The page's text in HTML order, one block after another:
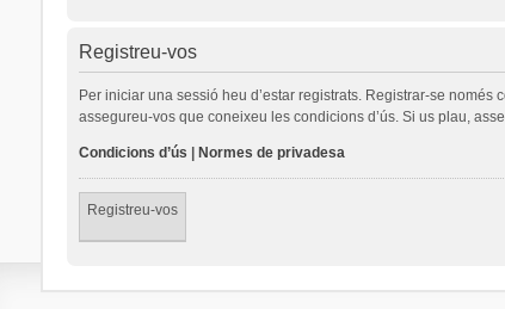
Registreu-vos
Per iniciar una sessió heu d’estar registrats. Registrar-se
assegureu-vos que coneixeu les condicions d’ús. Si us plau,
Condicions d’ús Normes de privadesa
Registreu-vos